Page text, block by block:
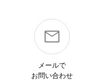
メールで
お問い合わせ